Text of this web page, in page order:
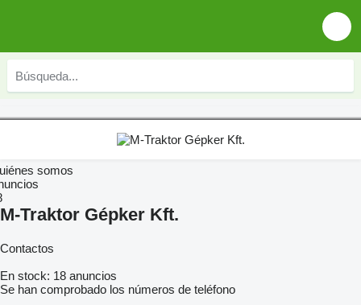
somos
M-Traktor Gépker Kft.
Contactos
En stock: 18 anuncios
Se han comprobado los números de teléfono